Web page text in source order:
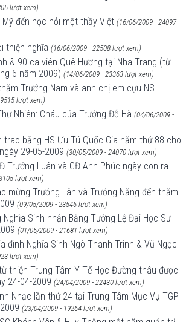
lượt xem)
đến học hỏi một thầy Việt (16/06/2009 - 24097
thiện nghĩa (16/06/2009 - 22508 lượt xem)
& 90 ca viên Quê Hương tại Nha Trang (từ
6 năm 2009) (14/06/2009 - 23363 lượt xem)
Trưởng Nam và anh chị em cựu NS
lượt xem)
Nhiên: Cháu của Trưởng Đỗ Hà (04/06/2009 -
trao bằng HS Ưu Tú Quốc Gia năm thứ 88 cho
29-05-2009 (30/05/2009 - 24070 lượt xem)
Trưởng Luân và GĐ Anh Phúc ngày con ra
lượt xem)
mừng Trưởng Lân và Trưởng Năng đến thăm
(09/05/2009 - 23546 lượt xem)
Nghĩa Sinh nhận Bằng Tưởng Lệ Đại Học Sư
(01/05/2009 - 21681 lượt xem)
đình Nghĩa Sinh Ngô Thanh Trinh & Vũ Ngọc
lượt xem)
thiện Trung Tâm Y Tế Học Đường thâu được
24-04-2009 (24/04/2009 - 22430 lượt xem)
Nhạc lần thứ 24 tại Trung Tâm Mục Vụ TGP
(23/04/2009 - 19264 lượt xem)